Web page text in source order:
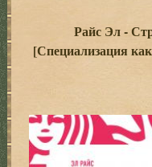
Райс Эл -
[Специализация